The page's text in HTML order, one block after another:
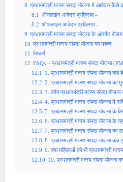
8 प्रधानमंत्री मत्स्य संपदा योजना में आवेदन कैसे
8.1 ऑनलाइन आवेदन प्रक्रिया –
8.2 ऑफलाइन आवेदन प्रक्रिया –
9 प्रधानमंत्री मत्स्य संपदा योजना के अंतर्गत
10 प्रधानमंत्री मत्स्य संपदा योजना का महत्व
11 निष्कर्ष
12 FAQs – प्रधानमंत्री मत्स्य संपदा योजना
12.1
1. प्रधानमंत्री मत्स्य संपदा योजना क्या
12.2 2. प्रधानमंत्री मत्स्य संपदा योजना का
12.3 3. कौन प्रधानमंत्री मत्स्य संपदा योजना
12.4 4. प्रधानमंत्री मत्स्य संपदा योजना में
12.5 5. प्रधानमंत्री मत्स्य संपदा योजना के
12.6 6. प्रधानमंत्री मत्स्य संपदा योजना के
12.7 7. प्रधानमंत्री मत्स्य संपदा योजना का
12.8 8. प्रधानमंत्री मत्स्य संपदा योजना कब
12.9 9. क्या महिलाओं को भी प्रधानमंत्री
12.10 10. प्रधानमंत्री मत्स्य संपदा योजना